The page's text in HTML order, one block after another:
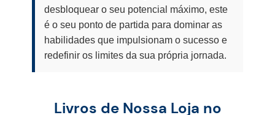
desbloquear o seu potencial máximo, este
é o seu ponto de partida para dominar as
habilidades que impulsionam o sucesso e
redefinir os limites da sua própria jornada.
Livros de Nossa Loja no